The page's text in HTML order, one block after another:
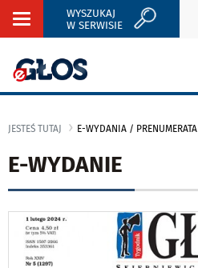
Rozwiń
WYSZUKAJ
W SERWISIE
JESTEŚ TUTAJ E-WYDANIA / PRENUMERATA
E-WYDANIE